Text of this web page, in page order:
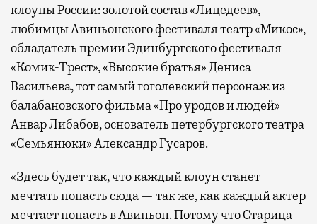
клоуны России: золотой состав «Лицедеев»,
любимцы Авиньонского фестиваля театр «Микос»,
обладатель премии Эдинбургского фестиваля
«Комик-Трест», «Высокие братья» Дениса
Васильева, тот самый гоголевский персонаж из
балабановского фильма «Про уродов и людей»
Анвар Либабов, основатель петербургского театра
«Семьянюки» Александр Гусаров.
«Здесь будет так, что каждый клоун станет
мечтать попасть сюда — так же, как каждый актер
мечтает попасть в Авиньон. Потому что Старица